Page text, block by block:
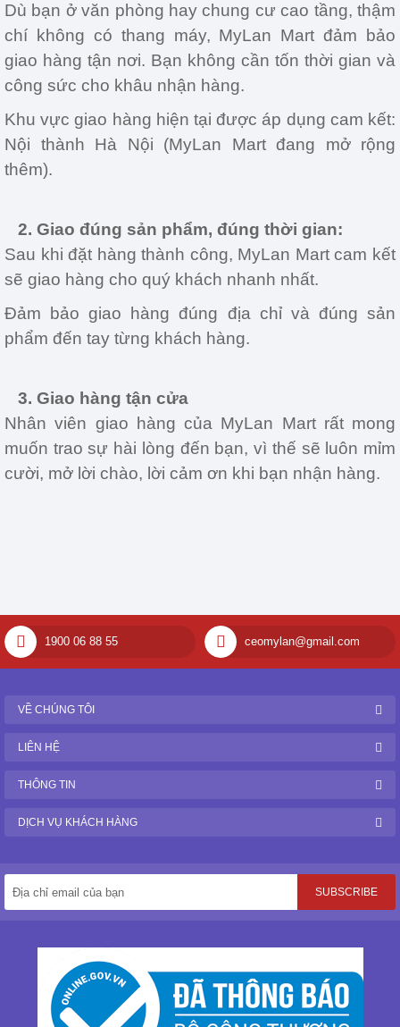
Dù bạn ở văn phòng hay chung cư cao tầng, thậm
chí không có thang máy, MyLan Mart đảm bảo
giao hàng tận nơi. Bạn không cần tốn thời gian và
công sức cho khâu nhận hàng.
Khu vực giao hàng hiện tại được áp dụng cam kết:
Nội thành Hà Nội (MyLan Mart đang mở rộng
thêm).
2. Giao đúng sản phẩm, đúng thời gian:
Sau khi đặt hàng thành công, MyLan Mart cam kết
sẽ giao hàng cho quý khách nhanh nhất.
Đảm bảo giao hàng đúng địa chỉ và đúng sản
phẩm đến tay từng khách hàng.
3. Giao hàng tận cửa
Nhân viên giao hàng của MyLan Mart rất mong
muốn trao sự hài lòng đến bạn, vì thế sẽ luôn mỉm
cười, mở lời chào, lời cảm ơn khi bạn nhận hàng.
1900 06 88 55 ceomylan@gmail.com
VỀ CHÚNG TÔI
LIÊN HỆ
THÔNG TIN
DỊCH VỤ KHÁCH HÀNG
SUBSCRIBE